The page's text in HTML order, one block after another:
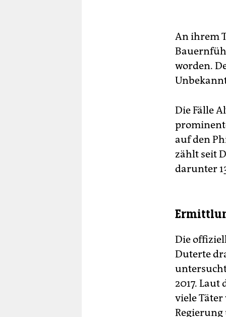
An ihrem
worden.
Die Fälle
auf den
zählt seit
darunter
Die
Duterte
2017.
viele